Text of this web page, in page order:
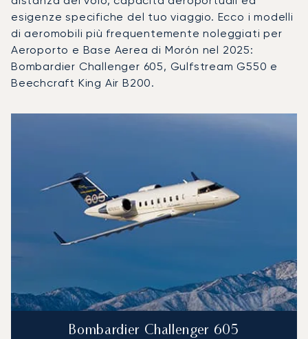
esigenze specifiche del tuo viaggio. Ecco i modelli
di aeromobili più frequentemente noleggiati per
Aeroporto e Base Aerea di Morón nel 2025:
Bombardier Challenger 605, Gulfstream G550 e
Beechcraft King Air B200.
Bombardier Challenger 605